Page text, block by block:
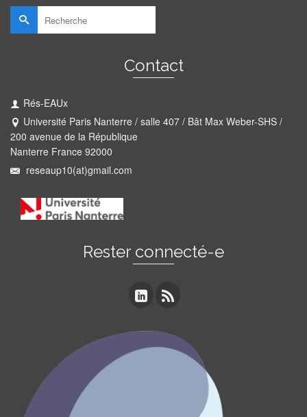
Rechercher :
Contact
Rés-EAUx
Université Paris Nanterre / salle 407 / Bât Max Weber-SHS /
200 avenue de la République
Nanterre France 92000
reseaup10(at)gmail.com
Rester connecté-e